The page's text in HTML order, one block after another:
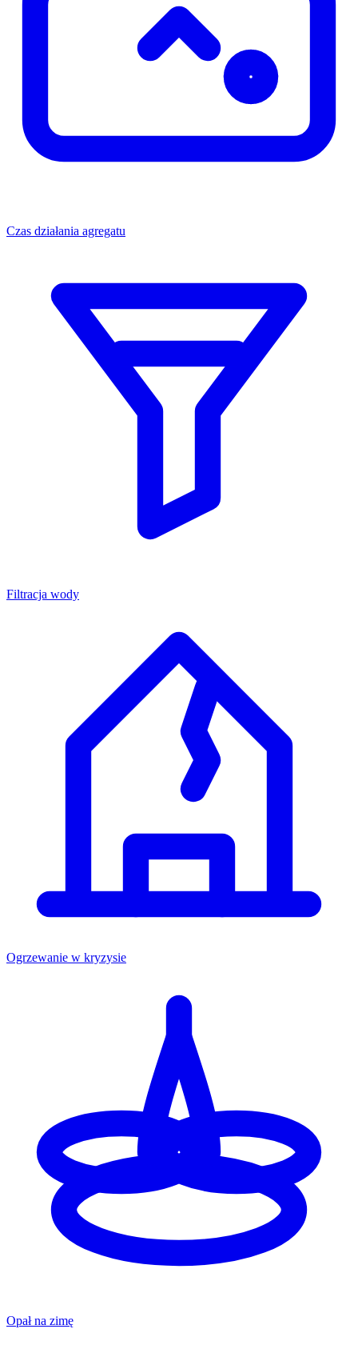
Czas działania agregatu
Filtracja wody
Ogrzewanie w kryzysie
Opał na zimę